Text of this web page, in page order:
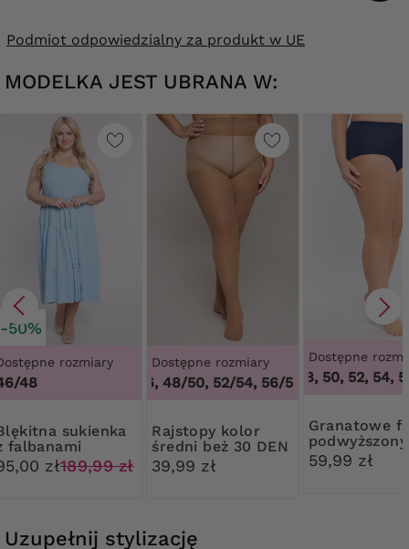
Podmiot odpowiedzialny za produkt w UE
MODELKA JEST UBRANA W:
-50%
rozmiary
48
falbanami
zł189,99 zł
Dostępne rozmiary
44/46, 48/50, 52/54, 56/58, 60/62 ,44/46,
Rajstopy kolor
średni beż 30 DEN
Ribessa
39,99 zł
Dostępne
46, 48, 50, 52, 54,
Granatowe figi z
stanem
59,99 zł
Uzupełnij stylizację